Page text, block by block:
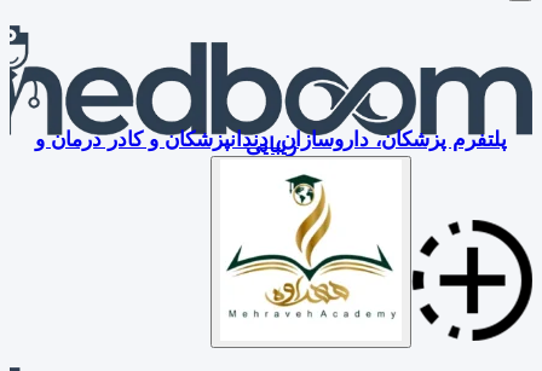
پلتفرم پزشکان، داروسازان، دندانپزشکان و کادر درمان و
زیبایی